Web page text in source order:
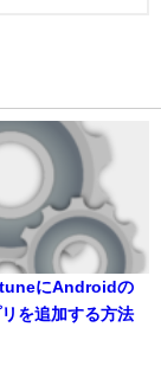
にAndroidの
を追加する方法